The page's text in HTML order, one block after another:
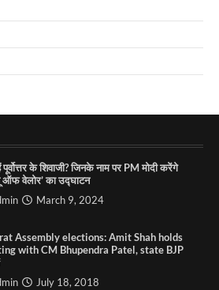
के शिवाजी? जिनके नाम पर PM मोदी करेंगे
ऑफ वेलोर’ का उद्घाटन
March 9, 2024
Assembly elections: Amit Shah holds
with CM Bhupendra Patel, state BJP
July 18, 2018